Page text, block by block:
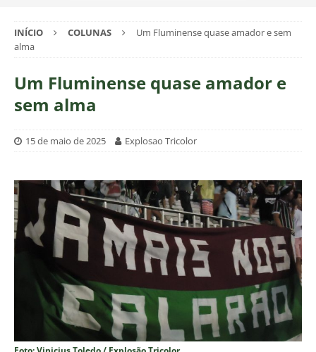
INÍCIO COLUNAS
Um Fluminense quase amador e sem
alma
Um Fluminense quase amador e
sem alma
15 de maio de 2025 Explosao Tricolor